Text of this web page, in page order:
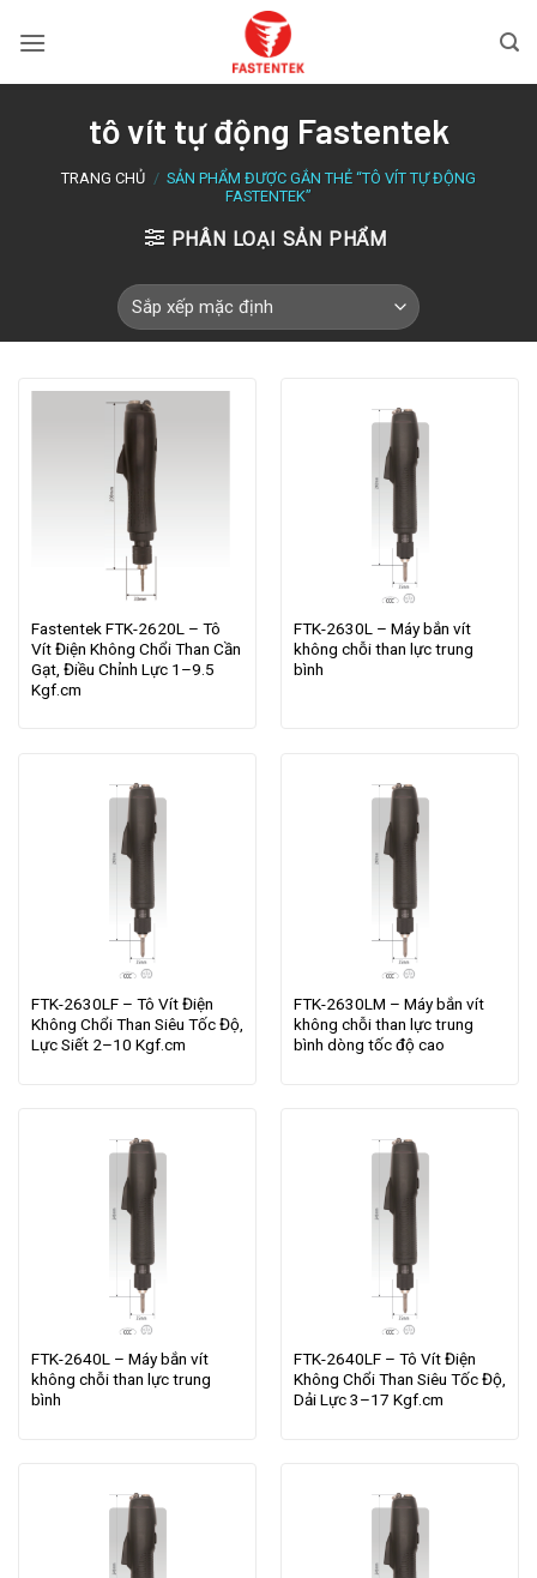
qua
tô vít tự động Fastentek
TRANG CHỦ / SẢN PHẨM ĐƯỢC GẮN THẺ “TÔ VÍT TỰ ĐỘNG
FASTENTEK”
PHÂN LOẠI SẢN PHẨM
Fastentek FTK-2620L – Tô
Vít Điện Không Chổi Than Cần
Gạt, Điều Chỉnh Lực 1–9.5
Kgf.cm
FTK-2630L – Máy bắn vít
không chỗi than lực trung
bình
FTK-2630LF – Tô Vít Điện
Không Chổi Than Siêu Tốc Độ,
Lực Siết 2–10 Kgf.cm
FTK-2630LM – Máy bắn vít
không chỗi than lực trung
bình dòng tốc độ cao
FTK-2640L – Máy bắn vít
không chỗi than lực trung
bình
FTK-2640LF – Tô Vít Điện
Không Chổi Than Siêu Tốc Độ,
Dải Lực 3–17 Kgf.cm